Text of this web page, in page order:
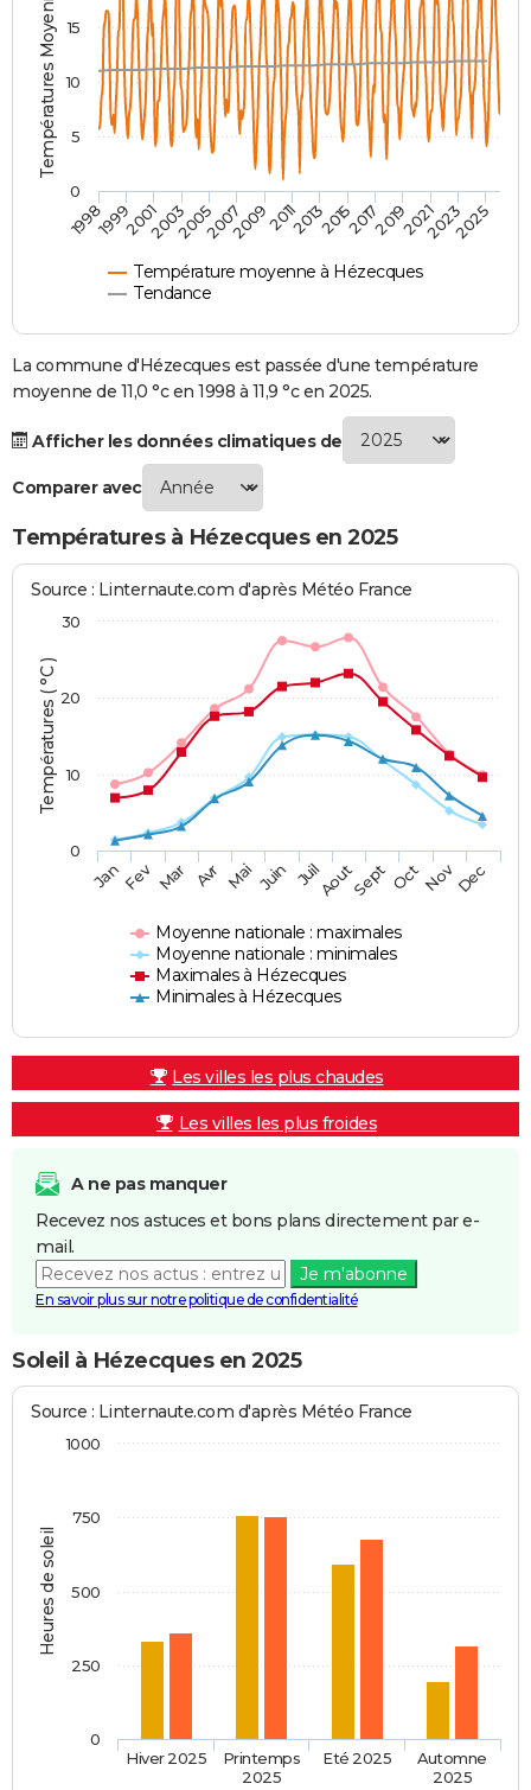
Destinations
City break
Voyage nature
Voyage de noces
Forum
Climat
PHOTO
GUIDES D'ACHAT
BONS PLANS
CARTE DE VOEUX
Carte de Noël
Carte Bonne année
Carte Saint-Valentin
Carte Pâques
Carte d'anniversaire
DICTIONNAIRE
PROGRAMME TV
S'inscrire
Se connecter
Lycées
Collèges
Primaires
Universités
Entreprises
Service militaire
Avis de recherche
AVIS DE DÉCÈS
Températures Moyennes ( °C )
Température moyenne à Hézecques
Tendance
199819992001200320052007200920112013201520172019202120232025
0
5
10
15
La commune d'Hézecques est passée d'une température
moyenne de 11,0 °c en 1998 à 11,9 °c en 2025.
Afficher les données climatiques de
Comparer avec
Températures à Hézecques en 2025
Températures ( °C )
Source : Linternaute.com d'après Météo France
Moyenne nationale : maximales
Moyenne nationale : minimales
Maximales à Hézecques
Minimales à Hézecques
JanFev Mar Avr Mai Juin JuilAoutSept OctNovDec
0
10
20
30
Les villes les plus chaudes
Les villes les plus froides
A ne pas manquer
Recevez nos astuces et bons plans directement par e-
mail.
Je m'abonne
En savoir plus sur notre politique de confidentialité
Soleil à Hézecques en 2025
Heures de soleil
Source : Linternaute.com d'après Météo France
Hiver 2025
Printemps
2025
Eté 2025
Automne
2025
0
250
500
750
1000